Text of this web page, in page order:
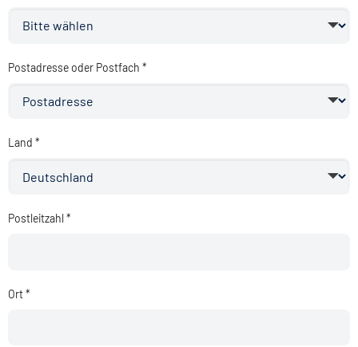
Postadresse oder Postfach *
Land *
Postleitzahl *
Ort *